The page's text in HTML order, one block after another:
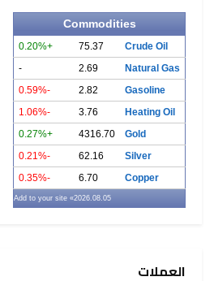
Commodities
Crude Oil
75.37
+0.20%
Natural Gas
2.69
-
Gasoline
2.82
-0.59%
Heating Oil
3.76
-1.06%
Gold
4316.70
+0.27%
Silver
62.16
-0.21%
Copper
6.70
-0.35%
2026.08.05
» Add to your site
العملات